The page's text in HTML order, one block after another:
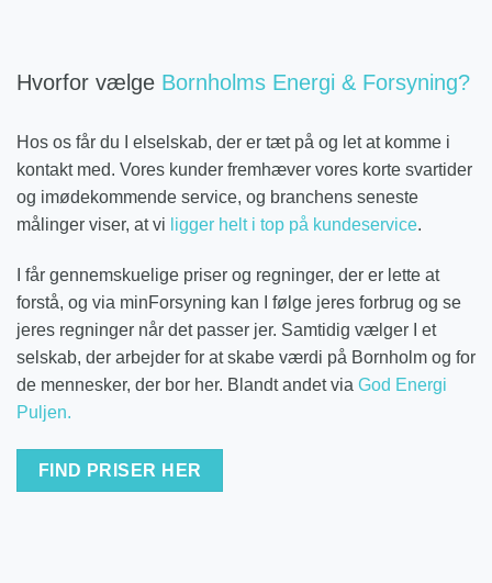
Hvorfor vælge Bornholms Energi & Forsyning?
Hos os får du I elselskab, der er tæt på og let at komme i
kontakt med. Vores kunder fremhæver vores korte svartider
og imødekommende service, og branchens seneste
målinger viser, at vi ligger helt i top på kundeservice.
I får gennemskuelige priser og regninger, der er lette at
forstå, og via minForsyning kan I følge jeres forbrug og se
jeres regninger når det passer jer. Samtidig vælger I et
selskab, der arbejder for at skabe værdi på Bornholm og for
de mennesker, der bor her. Blandt andet via God Energi
Puljen.
FIND PRISER HER